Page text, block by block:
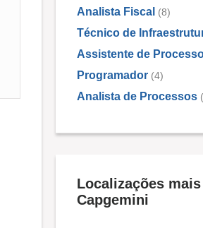
Analista Fiscal (8)
Técnico de
Assistente de
Programador (4)
Analista de Processos
Localizações
Capgemini